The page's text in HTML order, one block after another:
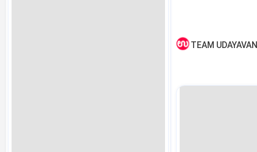
TEAM UDAYAVANI